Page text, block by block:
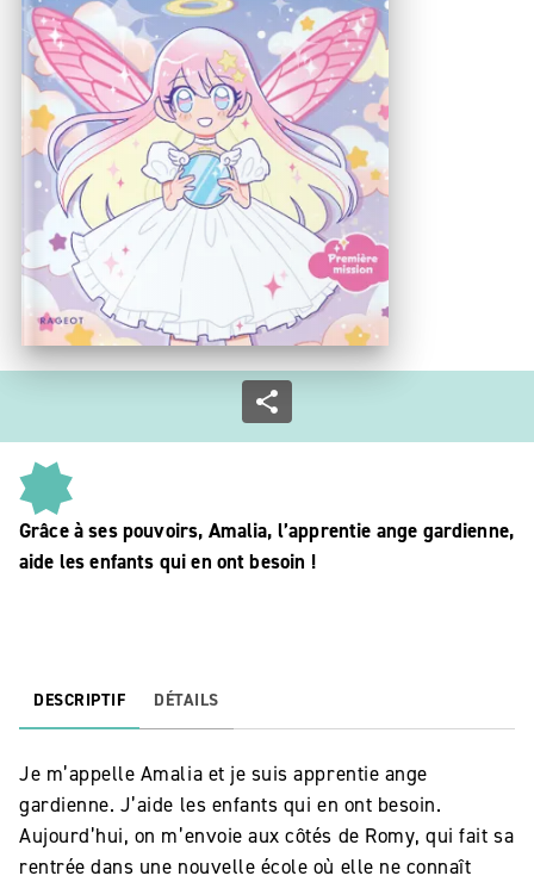
Grâce à ses pouvoirs, Amalia, l’apprentie ange gardienne,
aide les enfants qui en ont besoin !
DESCRIPTIF DÉTAILS
Je m’appelle Amalia et je suis apprentie ange
gardienne. J’aide les enfants qui en ont besoin.
Aujourd’hui, on m’envoie aux côtés de Romy, qui fait sa
rentrée dans une nouvelle école où elle ne connaît